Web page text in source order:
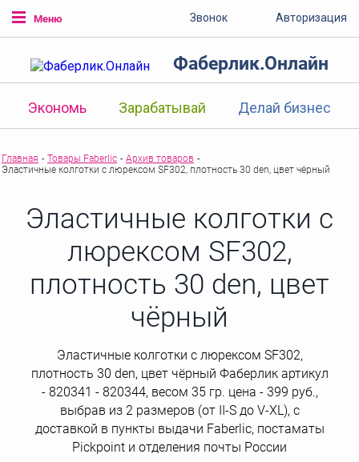
Меню Звонок Авторизация
Фаберлик.Онлайн
Экономь Зарабатывай Делай бизнес
Главная - Товары Faberlic - Архив товаров -
Эластичные колготки с люрексом SF302, плотность 30 den, цвет чёрный
Эластичные колготки с
люрексом SF302,
плотность 30 den, цвет
чёрный
Эластичные колготки с люрексом SF302,
плотность 30 den, цвет чёрный Фаберлик артикул
- 820341 - 820344, весом 35 гр. цена - 399 руб.,
выбрав из 2 размеров (от II-S до V-XL), с
доставкой в пункты выдачи Faberlic, постаматы
Рickpoint и отделения почты России